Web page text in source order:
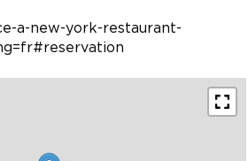
a-new-york-restaurant-